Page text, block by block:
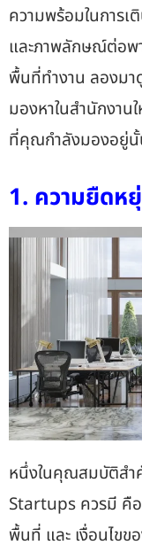
ความพร้อมในการเ
และภาพลักษณ์ต่อพ
พื้นที่ทำงาน ลองมา
มองหาในสำนักงาน
ที่คุณกำลังมองอยู่นั้
1. ความยืดห
หนึ่งในคุณสมบัติส
Startups ควรมี คื
พื้นที่ และ เงื่อนไข